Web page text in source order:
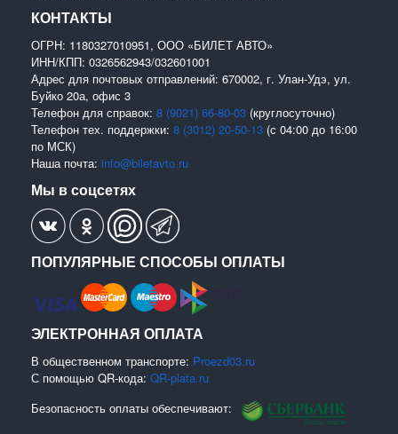
КОНТАКТЫ
ОГРН: 1180327010951, ООО «БИЛЕТ АВТО»
ИНН/КПП: 0326562943/032601001
Адрес для почтовых отправлений: 670002, г. Улан-Удэ, ул.
Буйко 20а, офис 3
Телефон для справок: 8 (9021) 66-80-03 (круглосуточно)
Телефон тех. поддержки: 8 (3012) 20-50-13 (с 04:00 до 16:00
по МСК)
Наша почта: info@biletavto.ru
Мы в соцсетях
ПОПУЛЯРНЫЕ СПОСОБЫ ОПЛАТЫ
ЭЛЕКТРОННАЯ ОПЛАТА
В общественном транспорте: Proezd03.ru
С помощью QR-кода: QR-plata.ru
Безопасность оплаты обеспечивают: